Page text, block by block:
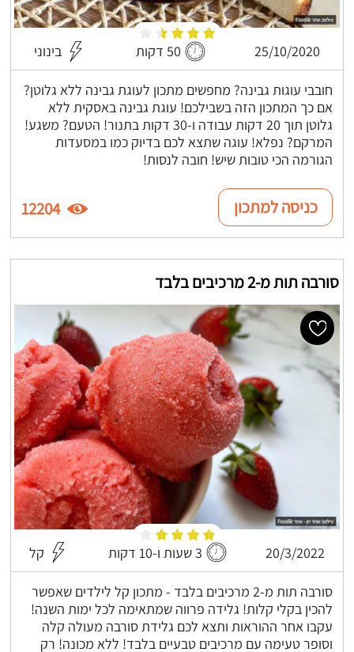
25/10/2020 50 דקות בינוני
חובבי עוגות גבינה? מחפשים מתכון לעוגת גבינה ללא גלוטן?
אם כך המתכון הזה בשבילכם! עוגת גבינה באסקית ללא
גלוטן תוך 20 דקות עבודה ו-30 דקות בתנור! הטעם? משגע!
המרקם? נפלא! עוגה שתצא לכם בדיוק כמו במסעדות
הגורמה הכי טובות שיש! חובה לנסות!
כניסה למתכון 12204
סורבה תות מ-2 מרכיבים בלבד
20/3/2022 3 שעות ו-10 דקות קל
סורבה תות מ-2 מרכיבים בלבד - מתכון קל לילדים שאפשר
להכין בקלי קלות! גלידה פרווה שמתאימה לכל ימות השנה!
עקבו אחר ההוראות ותצא לכם גלידת סורבה מעולה קלה
וסופר טעימה עם מרכיבים טבעיים בלבד! ללא מכונה! רק